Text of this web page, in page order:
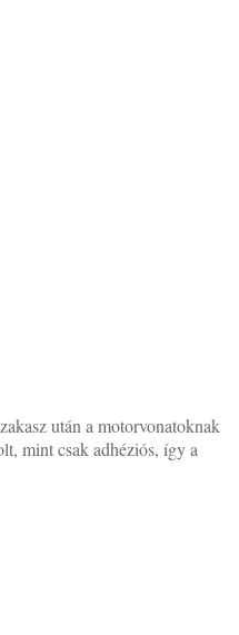
után a motorvonatoknak
mint csak adhéziós, így a